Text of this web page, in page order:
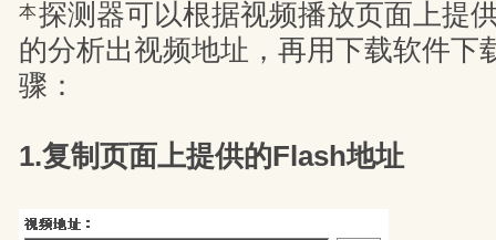
本探测器可以根据视频播放页面上提
的分析出视频地址，再用下载软件下
骤：
1.复制页面上提供的Flash地址